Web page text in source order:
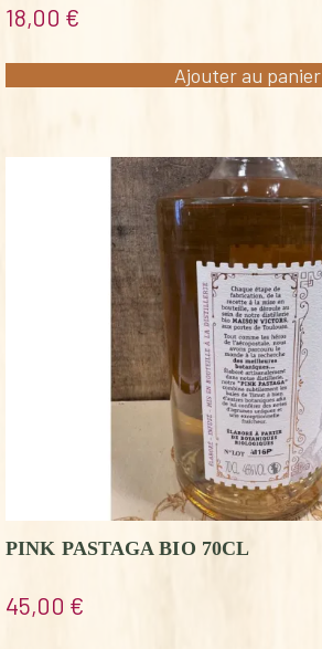
18,00 €
Ajouter au panier
PINK PASTAGA BIO 70CL
45,00 €